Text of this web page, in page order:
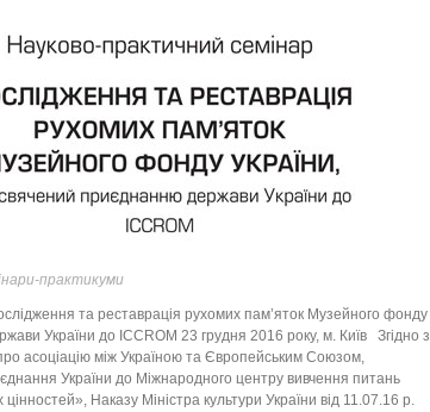
практикуми
та реставрація рухомих пам’яток Музейного фонду
України до ICCROM 23 грудня 2016 року, м. Київ Згідно з
асоціацію між Україною та Європейським Союзом,
України до Міжнародного центру вивчення питань
Наказу Міністра культури України від 11.07.16 р.